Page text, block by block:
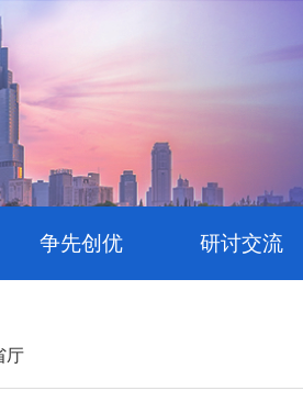
争先创优 研讨交流
厅